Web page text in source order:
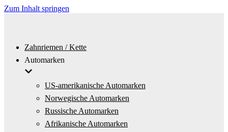
Zum Inhalt springen
Zahnriemen / Kette
Automarken
US-amerikanische Automarken
Norwegische Automarken
Russische Automarken
Afrikanische Automarken